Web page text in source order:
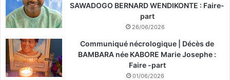
SAWADOGO BERNARD WENDIKONTE : Faire-
part
26/06/2026
Communiqué nécrologique | Décès de
BAMBARA née KABORE Marie Josephe :
Faire -part
01/06/2026